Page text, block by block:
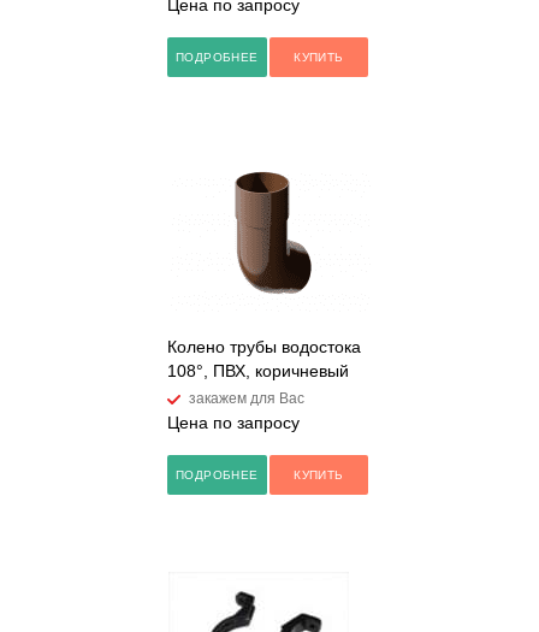
Цена по запросу
ПОДРОБНЕЕ КУПИТЬ
Колено трубы водостока
108°, ПВХ, коричневый
закажем для Вас
Цена по запросу
ПОДРОБНЕЕ КУПИТЬ